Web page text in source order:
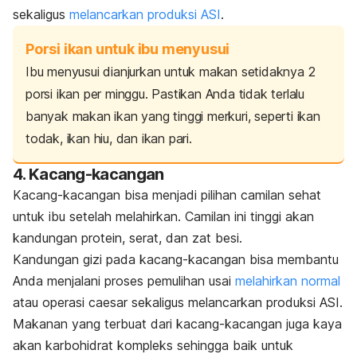
sekaligus melancarkan produksi ASI.
Porsi ikan untuk ibu menyusui
Ibu menyusui dianjurkan untuk makan setidaknya 2
porsi ikan per minggu. Pastikan Anda tidak terlalu
banyak makan ikan yang tinggi merkuri, seperti ikan
todak, ikan hiu, dan ikan pari.
4. Kacang-kacangan
Kacang-kacangan bisa menjadi pilihan camilan sehat
untuk ibu setelah melahirkan. Camilan ini tinggi akan
kandungan protein, serat, dan zat besi.
Kandungan gizi pada kacang-kacangan bisa membantu
Anda menjalani proses pemulihan usai melahirkan normal
atau operasi caesar sekaligus melancarkan produksi ASI.
Makanan yang terbuat dari kacang-kacangan juga kaya
akan karbohidrat kompleks sehingga baik untuk